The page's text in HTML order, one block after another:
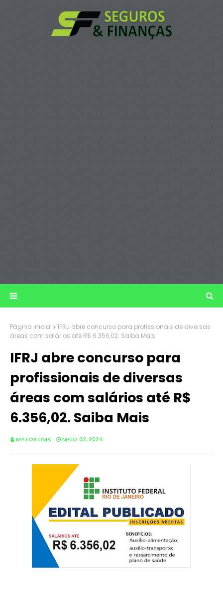
Página inicial
IFRJ abre concurso para profissionais de diversas
áreas com salários até R$ 6.356,02. Saiba Mais
IFRJ abre concurso para
profissionais de diversas
áreas com salários até R$
6.356,02. Saiba Mais
MATOS LIMA MAIO 02, 2024